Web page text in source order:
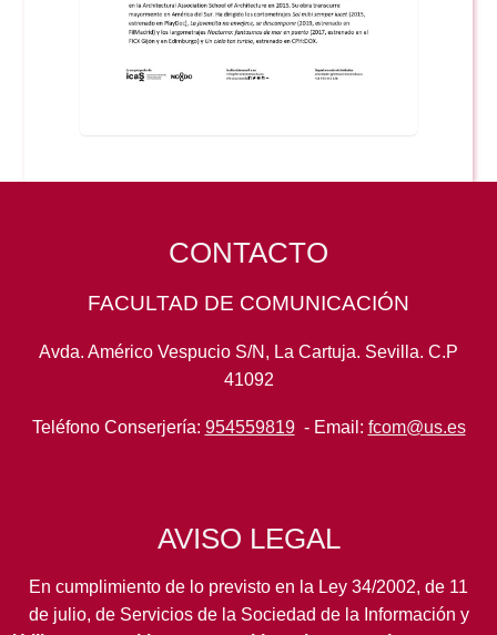
CONTACTO
FACULTAD DE COMUNICACIÓN
Avda. Américo Vespucio S/N, La Cartuja. Sevilla. C.P
41092
Teléfono Conserjería: 954559819- Email: fcom@us.es
AVISO LEGAL
En cumplimiento de lo previsto en la Ley 34/2002, de 11
de julio, de Servicios de la Sociedad de la Información y